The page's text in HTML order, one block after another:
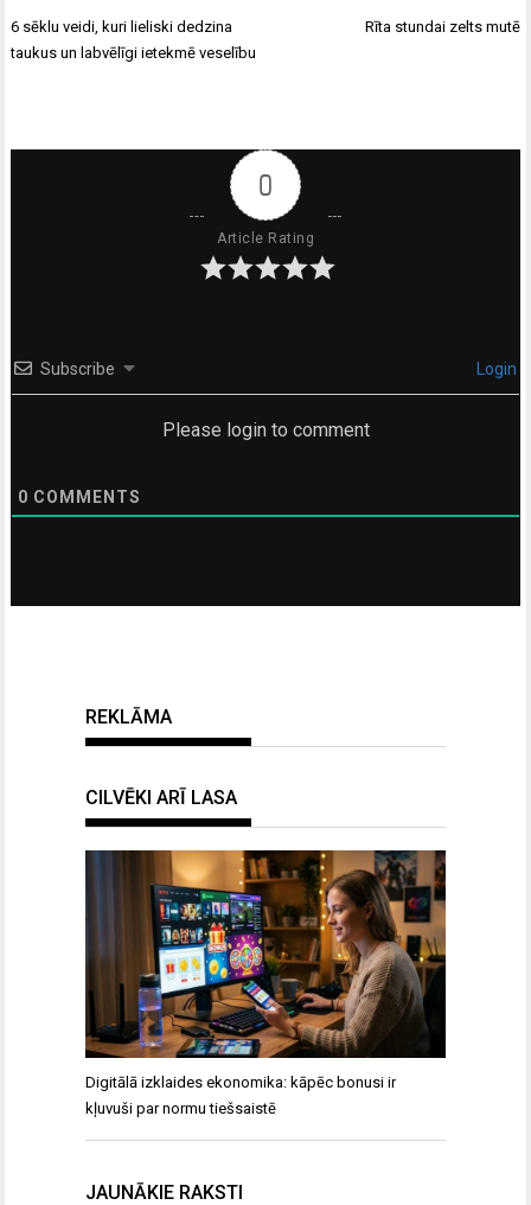
Ziņu
izvēlne
6 sēklu veidi, kuri lieliski dedzina
taukus un labvēlīgi ietekmē veselību
Rīta stundai zelts mutē
0
Article Rating
Subscribe Login
Please login to comment
0 COMMENTS
REKLĀMA
CILVĒKI ARĪ LASA
Digitālā izklaides ekonomika: kāpēc bonusi ir
kļuvuši par normu tiešsaistē
JAUNĀKIE RAKSTI